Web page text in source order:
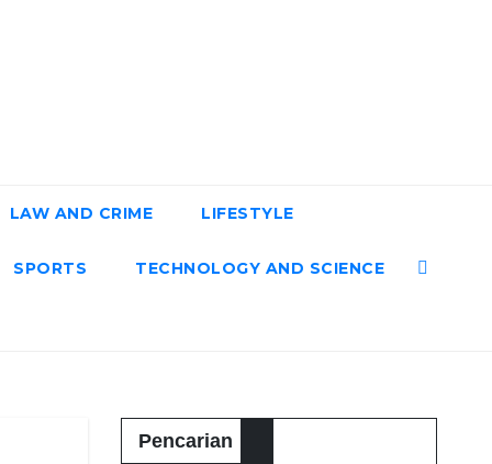
LAW AND CRIME LIFESTYLE
SPORTS TECHNOLOGY AND SCIENCE
Pencarian